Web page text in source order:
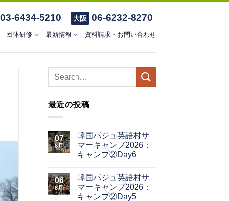
03-6434-5210 大阪 06-6232-8270
団体研修 最新情報 資料請求・お問い合わせ
最近の投稿
07
8月
韓国パジュ英語村サ
マーキャンプ2026：
キャンプ②Day6
06
8月
韓国パジュ英語村サ
マーキャンプ2026：
キャンプ②Day5